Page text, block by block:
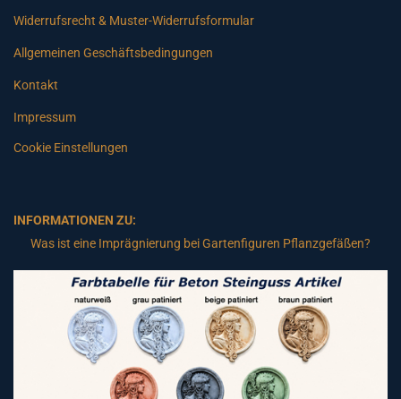
Widerrufsrecht & Muster-Widerrufsformular
Allgemeinen Geschäftsbedingungen
Kontakt
Impressum
Cookie Einstellungen
INFORMATIONEN ZU:
Was ist eine Imprägnierung bei Gartenfiguren Pflanzgefäßen?